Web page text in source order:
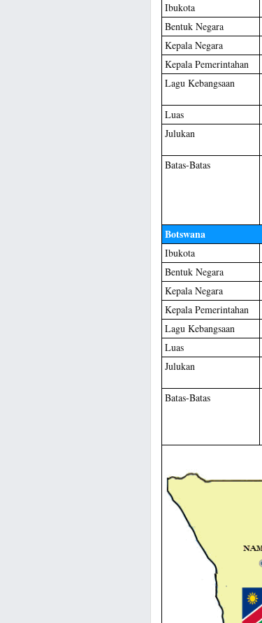
Ibukota
Bentuk Negara
Kepala Negara
Kepala Pemerintahan
Lagu Kebangsaan
Luas
Julukan
Batas-Batas
Botswana
Ibukota
Bentuk Negara
Kepala Negara
Kepala Pemerintahan
Lagu Kebangsaan
Luas
Julukan
Batas-Batas